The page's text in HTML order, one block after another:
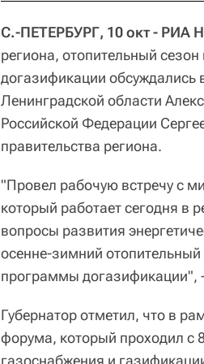
С.-ПЕТЕРБУРГ, 10 окт - РИА
региона, отопительный
догазификации обсуждались
Ленинградской области
Российской Федерации
правительства региона.
"Провел рабочую встречу с
который работает сегодня в
вопросы развития
осенне-зимний
программы догазификации",
Губернатор отметил, что в
форума, который проходил с
газоснабжения и